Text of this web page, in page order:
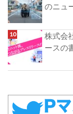
のニュ
株式会
ースの